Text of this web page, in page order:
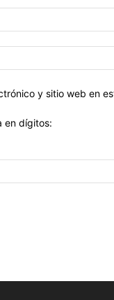
y sitio web en
en dígitos: